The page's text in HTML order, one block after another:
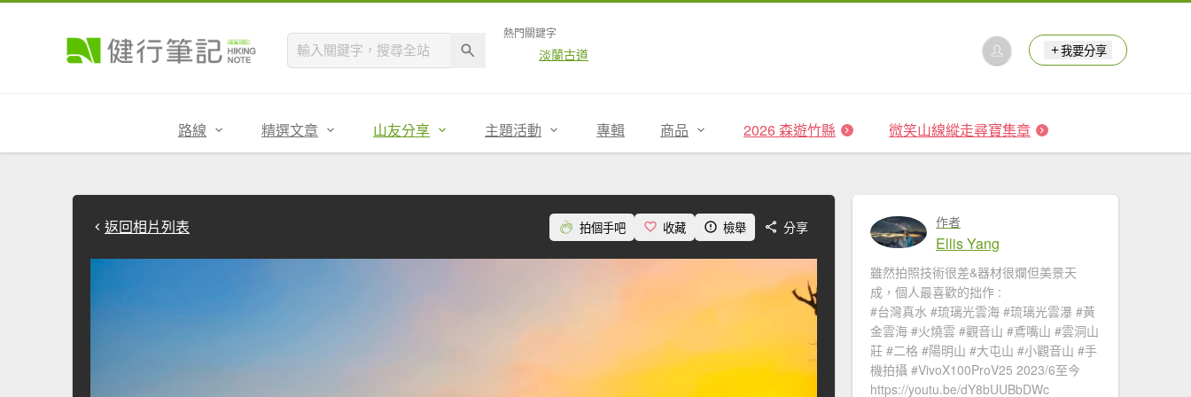
熱門關鍵字
淡蘭古道 我要分享
路線 精選文章 山友分享 主題活動 專輯 商品 2026 森遊竹縣 微笑山線縱走尋寶集章
返回相片列表 拍個手吧 收藏 檢舉 分享 作者
Ellis Yang
雖然拍照技術很差&器材很爛但美景天
成，個人最喜歡的拙作 :
#台灣真水 #琉璃光雲海​ #琉璃光雲瀑​​ #黃
金雲海 #火燒雲​ #觀音山​ #鳶嘴山 #雲洞山
莊 #二格​ #陽明山​ #大屯山 #小觀音山 #手
機拍攝 #VivoX100ProV25 2023/6至今
https://youtu.be/dY8bUUBbDWc